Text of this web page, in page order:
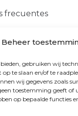
Beheer
gebruiken wij
te slaan en/of te
wij gegevens zoals
toestemming geeft
op bepaalde functies
frecuentes